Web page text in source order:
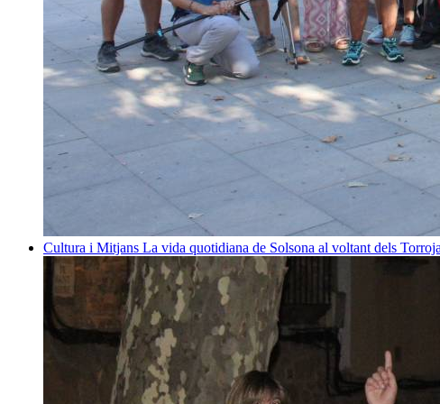
Cultura i Mitjans La vida quotidiana de Solsona al voltant dels